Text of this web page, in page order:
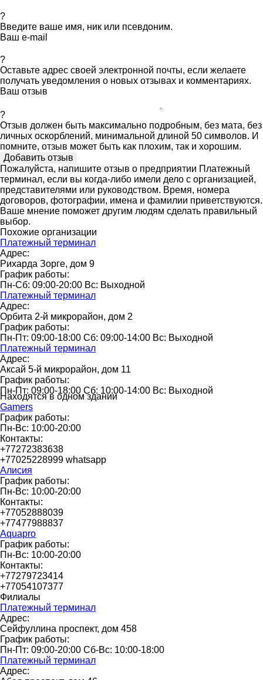
?
Введите ваше имя, ник или псевдоним.
Ваш e-mail
?
Оставьте адрес своей электронной почты, если желаете
получать уведомления о новых отзывах и комментариях.
Ваш отзыв
?
Отзыв должен быть максимально подробным, без мата, без
личных оскорблений, минимальной длиной 50 символов. И
помните, отзыв может быть как плохим, так и хорошим.
Пожалуйста, напишите отзыв о предприятии Платежный
терминал, если вы когда-либо имели дело с организацией,
представителями или руководством. Время, номера
договоров, фотографии, имена и фамилии приветствуются.
Ваше мнение поможет другим людям сделать правильный
выбор.
Похожие организации
Платежный терминал
Адрес:
Рихарда Зорге, дом 9
График работы:
Пн-Сб: 09:00-20:00 Вс: Выходной
Платежный терминал
Адрес:
Орбита 2-й микрорайон, дом 2
График работы:
Пн-Пт: 09:00-18:00 Сб: 09:00-14:00 Вс: Выходной
Платежный терминал
Адрес:
Аксай 5-й микрорайон, дом 11
График работы:
Пн-Пт: 09:00-18:00 Сб: 10:00-14:00 Вс: Выходной
Находятся в одном здании
Gamers
График работы:
Пн-Вс: 10:00-20:00
Контакты:
+77272383638
+77025228999 whatsapp
Алисия
График работы:
Пн-Вс: 10:00-20:00
Контакты:
+77052888039
+77477988837
Aquapro
График работы:
Пн-Вс: 10:00-20:00
Контакты:
+77279723414
+77054107377
Филиалы
Платежный терминал
Адрес:
Сейфуллина проспект, дом 458
График работы:
Пн-Пт: 09:00-20:00 Сб-Вс: 10:00-18:00
Платежный терминал
Адрес: